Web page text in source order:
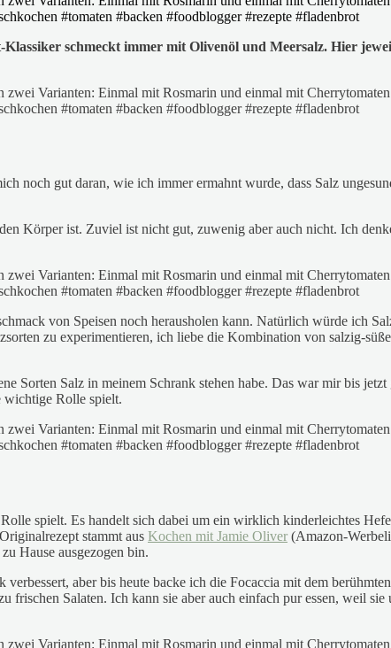
schmeckt immer mit Olivenöl und Meersalz. Hier
noch gut daran, wie ich immer ermahnt wurde, dass Salz
Körper ist. Zuviel ist nicht gut, zuwenig aber auch nicht. Ich
von Speisen noch herausholen kann. Natürlich würde ich
zu experimentieren, ich liebe die Kombination von salzig-
Sorten Salz in meinem Schrank stehen habe. Das war mir bis
wichtige Rolle spielt.
spielt. Es handelt sich dabei um ein wirklich kinderleichtes
stammt aus Kochen mit Jamie Oliver (Amazon-
Hause ausgezogen bin.
aber bis heute backe ich die Focaccia mit dem
frischen Salaten. Ich kann sie aber auch einfach pur essen, weil